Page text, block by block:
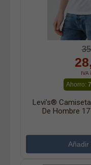
IVA
Ahorro:
Levi’s®
De Hombre